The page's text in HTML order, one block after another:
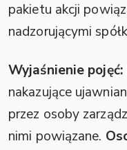
pakietu akcji
nadzorującymi
Wyjaśnienie pojęć:
nakazujące
przez osoby
nimi powiązane.